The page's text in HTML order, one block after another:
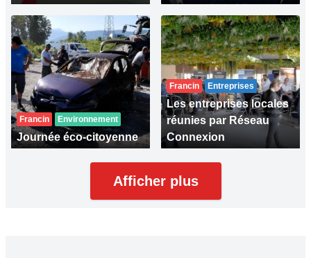
Francin Environnement
Journée éco-citoyenne
Francin Entreprises
Les entreprises locales
réunies par Réseau
Connexion
Afficher plus